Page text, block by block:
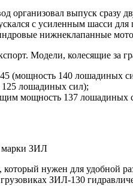
организовал выпуск
с усиленным шасси для
нижнеклапанные
Модели, колесящие за
(мощность 140 лошадиных
лошадиных сил);
мощность 137 лошадиных
нужен для удобной
ЗИЛ-130